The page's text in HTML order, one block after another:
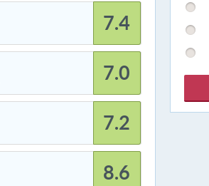
7.4
7.0
7.2
8.6